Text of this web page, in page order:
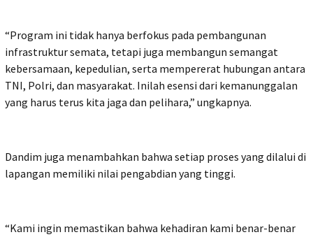
“Program ini tidak hanya berfokus pada pembangunan
infrastruktur semata, tetapi juga membangun semangat
kebersamaan, kepedulian, serta mempererat hubungan antara
TNI, Polri, dan masyarakat. Inilah esensi dari kemanunggalan
yang harus terus kita jaga dan pelihara,” ungkapnya.
Dandim juga menambahkan bahwa setiap proses yang dilalui di
lapangan memiliki nilai pengabdian yang tinggi.
“Kami ingin memastikan bahwa kehadiran kami benar-benar